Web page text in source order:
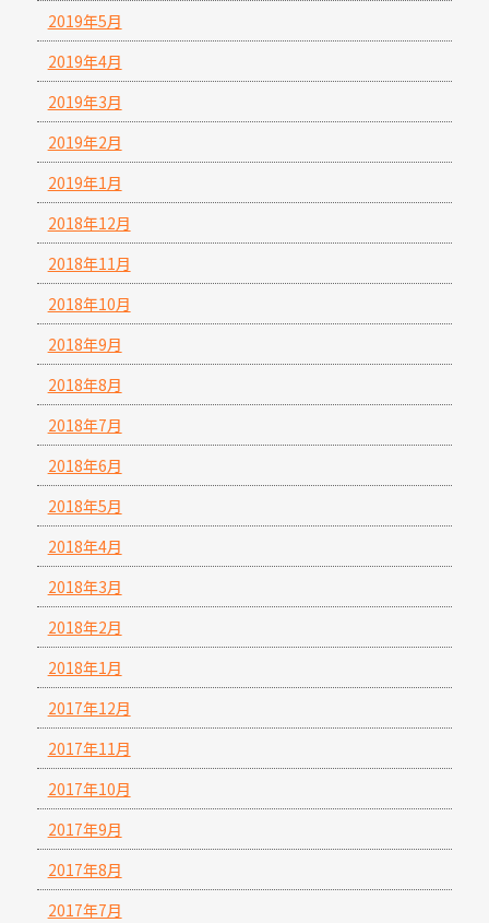
2019年5月
2019年4月
2019年3月
2019年2月
2019年1月
2018年12月
2018年11月
2018年10月
2018年9月
2018年8月
2018年7月
2018年6月
2018年5月
2018年4月
2018年3月
2018年2月
2018年1月
2017年12月
2017年11月
2017年10月
2017年9月
2017年8月
2017年7月